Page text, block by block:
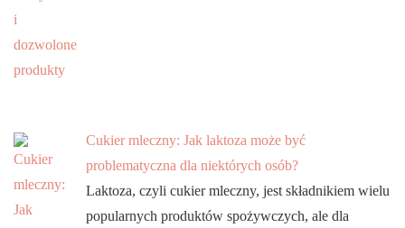
Cukier mleczny: Jak laktoza może być
problematyczna dla niektórych osób?
Laktoza, czyli cukier mleczny, jest składnikiem wielu
popularnych produktów spożywczych, ale dla